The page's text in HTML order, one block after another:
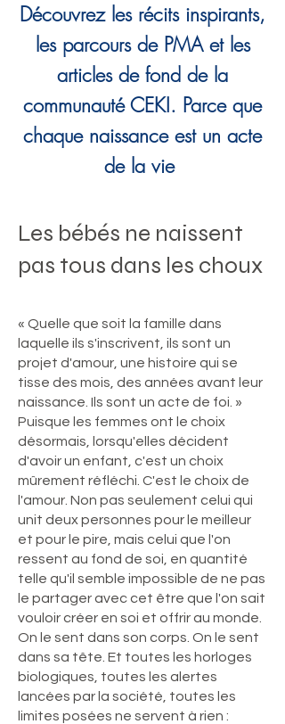
Découvrez les récits inspirants,
les parcours de PMA et les
articles de fond de la
communauté CEKI. Parce que
chaque naissance est un acte
de la vie
Les bébés ne naissent
pas tous dans les choux
« Quelle que soit la famille dans
laquelle ils s'inscrivent, ils sont un
projet d'amour, une histoire qui se
tisse des mois, des années avant leur
naissance. Ils sont un acte de foi. »
Puisque les femmes ont le choix
désormais, lorsqu'elles décident
d'avoir un enfant, c'est un choix
mûrement réfléchi. C'est le choix de
l'amour. Non pas seulement celui qui
unit deux personnes pour le meilleur
et pour le pire, mais celui que l'on
ressent au fond de soi, en quantité
telle qu'il semble impossible de ne pas
le partager avec cet être que l'on sait
vouloir créer en soi et offrir au monde.
On le sent dans son corps. On le sent
dans sa tête. Et toutes les horloges
biologiques, toutes les alertes
lancées par la société, toutes les
limites posées ne servent à rien :